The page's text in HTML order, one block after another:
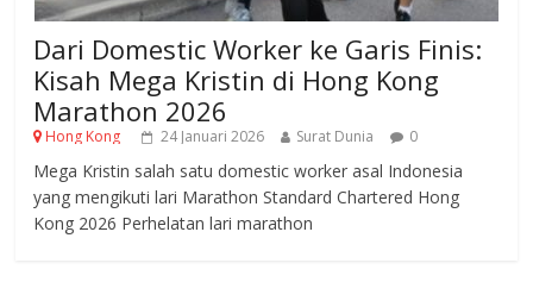
Dari Domestic Worker ke Garis Finis:
Kisah Mega Kristin di Hong Kong
Marathon 2026
Hong Kong 24 Januari 2026 Surat Dunia 0
Mega Kristin salah satu domestic worker asal Indonesia
yang mengikuti lari Marathon Standard Chartered Hong
Kong 2026 Perhelatan lari marathon